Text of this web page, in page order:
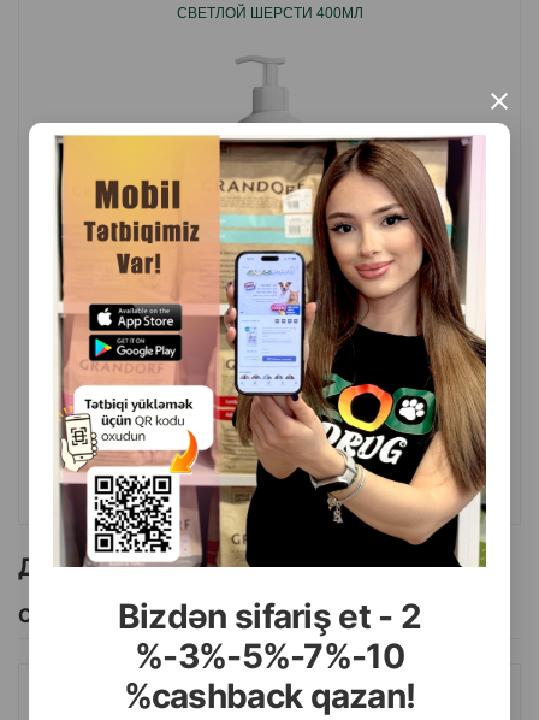
Bizdən sifariş et - 2
%-3%-5%-7%-10
%cashback qazan!
×
Страна производитель: Россия.
СВЕТЛОЙ ШЕРСТИ 400МЛ
( Отзывы)
Масса Цена
Купить
27.00
КУПИТЬ
Другие товоры бренда
Смотреть Все
ЛОСЬОН PCHELODAR СЛЕЗИНКА ДЛЯ ЧИСТКИ ГЛАЗ У СОБАК